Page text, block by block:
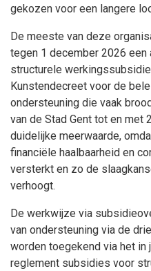
gekozen voor een langere
De meeste van deze
tegen 1 december 2026 een
structurele
Kunstendecreet voor de
ondersteuning die vaak
van de Stad Gent tot en met
duidelijke meerwaarde,
financiële haalbaarheid en
versterkt en zo de
verhoogt.
De werkwijze via
van ondersteuning via de
worden toegekend via het in
reglement subsidies voor